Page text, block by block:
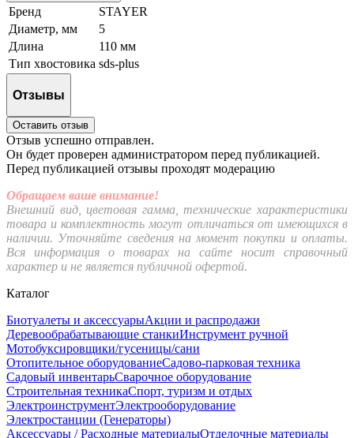
Бренд
STAYER
Диаметр, мм
5
Длина
110 мм
Тип хвостовика sds-plus
Отзывы
Оставить отзыв
Отзыв успешно отправлен.
Он будет проверен администратором перед публикацией.
Перед публикацией отзывы проходят модерацию
Обращаем ваше внимание!
Внешний вид, цветовая гамма, технические характеристики
товара и комплектность могут отличаться от имеющихся в
наличии. Уточняйте сведения на момент покупки и оплаты.
Вся информация о товарах на сайте носит справочный
характер и не является публичной офертой.
Каталог
Биотуалеты и аксессуарыАкции и распродажи
Деревообрабатывающие станкиИнструмент ручной
Мотобуксировщики/гусеницы/сани
Отопительное оборудованиеСадово-парковая техника
Садовый инвентарьСварочное оборудование
Строительная техникаСпорт, туризм и отдых
ЭлектроинструментЭлектрооборудование
Электростанции (Генераторы)
Аксессуары / Расходные материалыОтделочные материалы